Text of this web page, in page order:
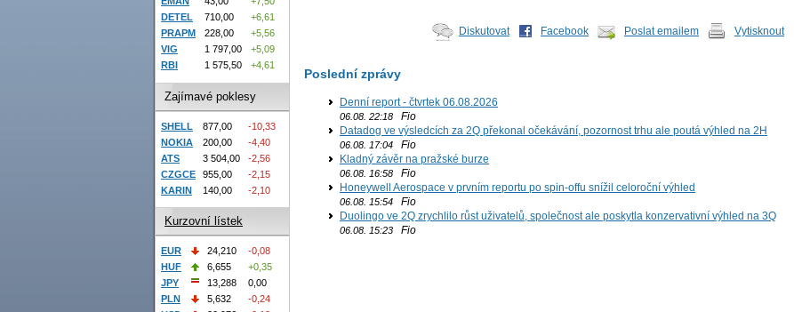
Diskutovat Facebook Poslat emailem Vytisknout
Poslední zprávy
Denní report - čtvrtek 06.08.2026
06.08. 22:18 Fio
Datadog ve výsledcích za 2Q překonal očekávání, pozornost trhu ale poutá výhled na 2H
06.08. 17:04 Fio
Kladný závěr na pražské burze
06.08. 16:58 Fio
Honeywell Aerospace v prvním reportu po spin-offu snížil celoroční výhled
06.08. 15:54 Fio
Duolingo ve 2Q zrychlilo růst uživatelů, společnost ale poskytla konzervativní výhled na 3Q
06.08. 15:23 Fio
DETEL
710,00
+6,61
PRAPM
228,00
+5,56
VIG
1 797,00
+5,09
RBI
1 575,50 +4,61
Zajímavé poklesy
SHELL 877,00
-10,33
NOKIA
200,00
-4,40
ATS
3 504,00
-2,56
CZGCE
955,00
-2,15
KARIN
140,00 -2,10
Kurzovní lístek
EUR 24,210
-0,08
HUF
6,655
+0,35
JPY
13,288
0,00
PLN
5,632
-0,24